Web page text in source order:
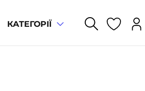
КАТЕГОРІЇ
У кошику немає товарів.